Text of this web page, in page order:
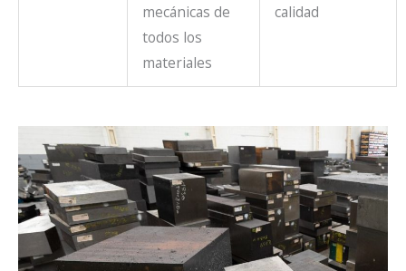
mecánicas de
todos los
materiales
calidad